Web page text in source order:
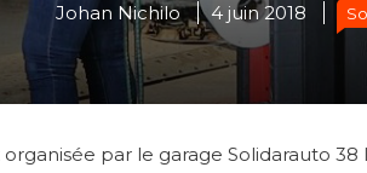
Johan Nichilo 4 juin 2018
par le garage Solidarauto 38